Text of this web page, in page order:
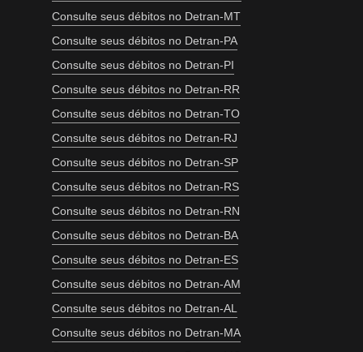
Consulte seus débitos no Detran-MT
Consulte seus débitos no Detran-PA
Consulte seus débitos no Detran-PI
Consulte seus débitos no Detran-RR
Consulte seus débitos no Detran-TO
Consulte seus débitos no Detran-RJ
Consulte seus débitos no Detran-SP
Consulte seus débitos no Detran-RS
Consulte seus débitos no Detran-RN
Consulte seus débitos no Detran-BA
Consulte seus débitos no Detran-ES
Consulte seus débitos no Detran-AM
Consulte seus débitos no Detran-AL
Consulte seus débitos no Detran-MA